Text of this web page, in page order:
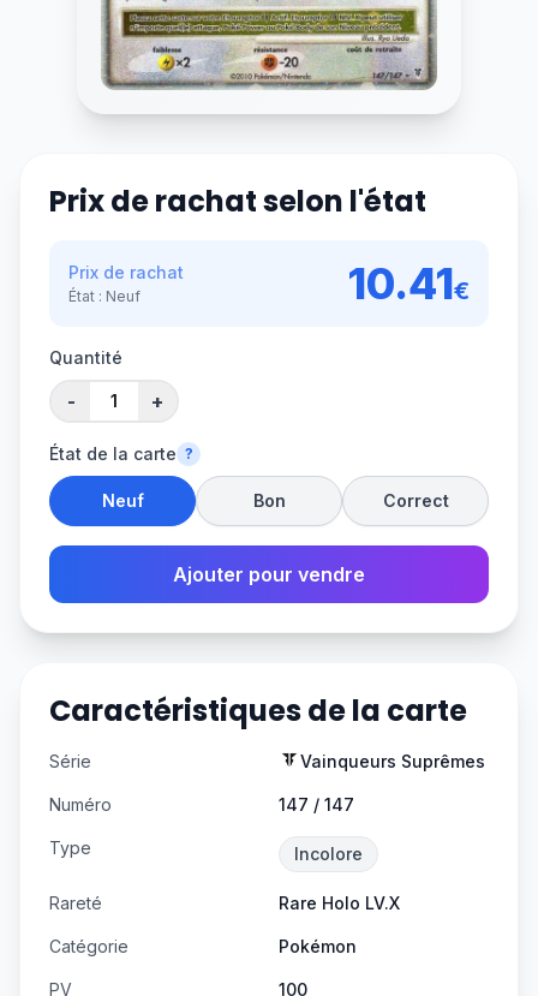
Prix de rachat selon l'état
Prix de rachat
État : Neuf 10.41€
Quantité
- +
État de la carte ?
Neuf Bon Correct
Ajouter pour vendre
Caractéristiques de la carte
Série Vainqueurs Suprêmes
Numéro 147 / 147
Type Incolore
Rareté Rare Holo LV.X
Catégorie Pokémon
PV 100